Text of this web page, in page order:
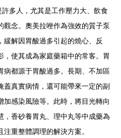
許多人，尤其是工作壓力大、飲食
觀念。奧美拉唑作為強效的質子泵
解因胃酸過多引起的燒心、反
使其成為家庭藥箱中的常客。胃
病都源于胃酸過多。長期、不加區
真實病情，還可能帶來一定的副
感染風險等。此時，將目光轉向
，香砂養胃丸、理中丸等中成藥為
重整體調理的解決方案。